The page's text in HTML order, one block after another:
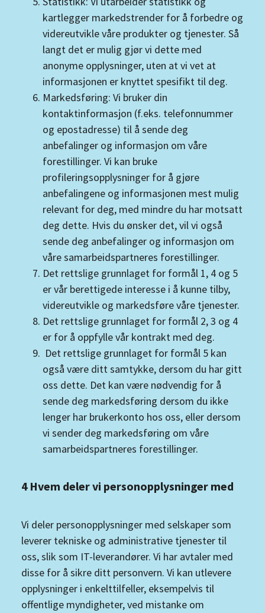
kartlegger markedstrender for å forbedre og
videreutvikle våre produkter og tjenester. Så
langt det er mulig gjør vi dette med
anonyme opplysninger, uten at vi vet at
informasjonen er knyttet spesifikt til deg.
Markedsføring: Vi bruker din
kontaktinformasjon (f.eks. telefonnummer
og epostadresse) til å sende deg
anbefalinger og informasjon om våre
forestillinger. Vi kan bruke
profileringsopplysninger for å gjøre
anbefalingene og informasjonen mest mulig
relevant for deg, med mindre du har motsatt
deg dette. Hvis du ønsker det, vil vi også
sende deg anbefalinger og informasjon om
våre samarbeidspartneres forestillinger.
Det rettslige grunnlaget for formål 1, 4 og 5
er vår berettigede interesse i å kunne tilby,
videreutvikle og markedsføre våre tjenester.
Det rettslige grunnlaget for formål 2, 3 og 4
er for å oppfylle vår kontrakt med deg.
Det rettslige grunnlaget for formål 5 kan
også være ditt samtykke, dersom du har gitt
oss dette. Det kan være nødvendig for å
sende deg markedsføring dersom du ikke
lenger har brukerkonto hos oss, eller dersom
vi sender deg markedsføring om våre
samarbeidspartneres forestillinger.
4 Hvem deler vi personopplysninger med
Vi deler personopplysninger med selskaper som
leverer tekniske og administrative tjenester til
oss, slik som IT-leverandører. Vi har avtaler med
disse for å sikre ditt personvern. Vi kan utlevere
opplysninger i enkelttilfeller, eksempelvis til
offentlige myndigheter, ved mistanke om